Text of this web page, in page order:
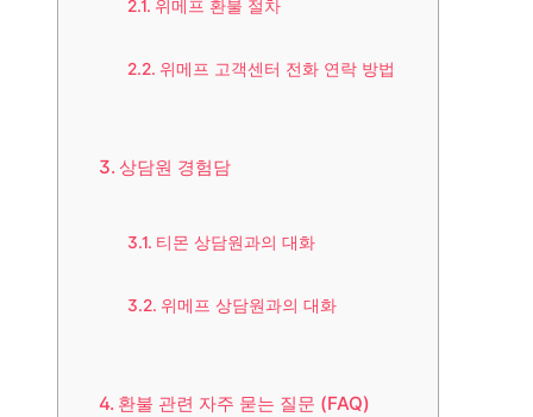
위메프 환불 절차
위메프 고객센터 전화 연락 방법
상담원 경험담
티몬 상담원과의 대화
위메프 상담원과의 대화
환불 관련 자주 묻는 질문 (FAQ)